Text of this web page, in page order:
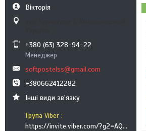
Вікторія
+380 (63) 328-94-22
Менеджер
softpostelss@gmail.com
+380662412282
Інші види зв'язку
Група Viber
https://invite.viber.com/?g2=AQB9TTXO9EakakisXcuoWDeTdzKtKoAID1GcvWMGy2OHkT6B6XGdC1HAfjh2BQIk